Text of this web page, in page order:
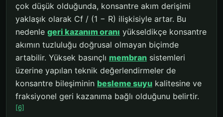
çok düşük olduğunda, konsantre akım derişimi
yaklaşık olarak Cf / (1 − R) ilişkisiyle artar. Bu
nedenle geri kazanım oranı yükseldikçe konsantre
akımın tuzluluğu doğrusal olmayan biçimde
artabilir. Yüksek basınçlı membran sistemleri
üzerine yapılan teknik değerlendirmeler de
konsantre bileşiminin besleme suyu kalitesine ve
fraksiyonel geri kazanıma bağlı olduğunu belirtir.
[6]